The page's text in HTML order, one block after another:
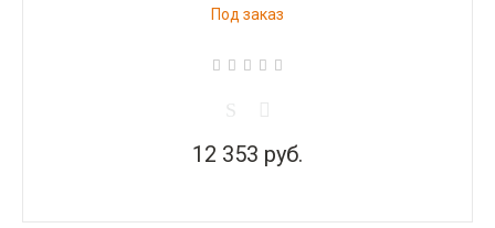
Под заказ
12 353 руб.